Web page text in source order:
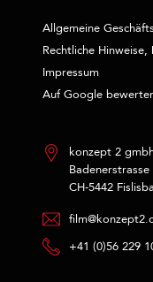
Allgemeine
Rechtliche
Impressum
Auf Google
konzept 2
Badenerstrasse
CH-5442
+41 (0)56 229